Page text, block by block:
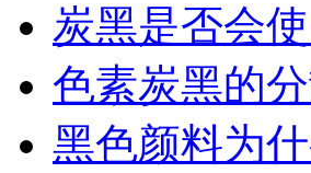
炭黑是否会
色素炭黑的
黑色颜料为